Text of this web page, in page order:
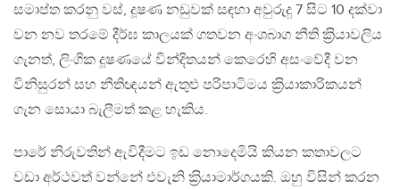
සමාප්ත කරනු වස්, දූෂණ නඩුවක් සඳහා අවුරුදු 7 සිට 10 දක්වා
වන නව තරමේ දීර්ඝ කාලයක් ගතවන අංශබාග නීති ක‍්‍රියාවලිය
ගැනත්, ලිංගික දූෂණයේ වින්දිතයන් කෙරෙහි අසංවේදී වන
විනිසුරන් සහ නීතිඥයන් ඇතුළු පරිපාටිමය ක‍්‍රියාකාරිකයන්
ගැන සොයා බැලීමත් කළ හැකිය.
පාරේ නිරුවතින් ඇවිදීමට ඉඩ නොදෙමියි කියන කතාවලට
වඩා අර්ථවත් වන්නේ එවැනි ක‍්‍රියාමාර්ගයකි. ඔහු විසින් කරන